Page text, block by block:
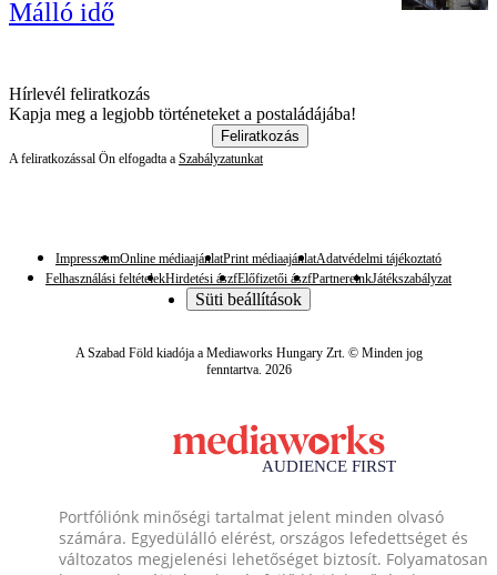
Málló idő
Hírlevél feliratkozás
Kapja meg a legjobb történeteket a postaládájába!
Feliratkozás
A feliratkozással Ön elfogadta a Szabályzatunkat
ImpresszumOnline médiaajánlatPrint médiaajánlatAdatvédelmi tájékoztató
Felhasználási feltételekHirdetési ászfElőfizetői ászfPartnereinkJátékszabályzat
Süti beállítások
A Szabad Föld kiadója a Mediaworks Hungary Zrt. © Minden jog
fenntartva. 2026
Portfóliónk minőségi tartalmat jelent minden olvasó
számára. Egyedülálló elérést, országos lefedettséget és
változatos megjelenési lehetőséget biztosít. Folyamatosan